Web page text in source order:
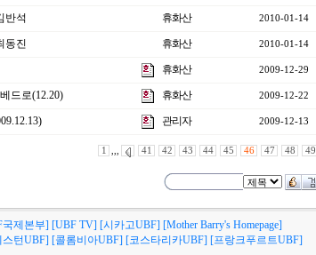
반석 휴화산 2010-01-14
동진 휴화산 2010-01-14
휴화산 2009-12-29
드로(12.20) 휴화산 2009-12-22
관리자 2009-12-13
1 ,,, 41 42 43 44 45 46 47 48 49
국제본부] [UBF TV] [시카고UBF] [Mother Barry's Homepage]
스턴UBF] [콜롬비아UBF] [코스타리카UBF] [프랑크푸르트UBF]